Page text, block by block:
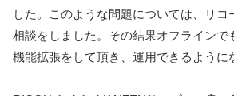
した。このような問題については、リコ
相談をしました。その結果オフラインで
機能拡張をして頂き、運用できるように